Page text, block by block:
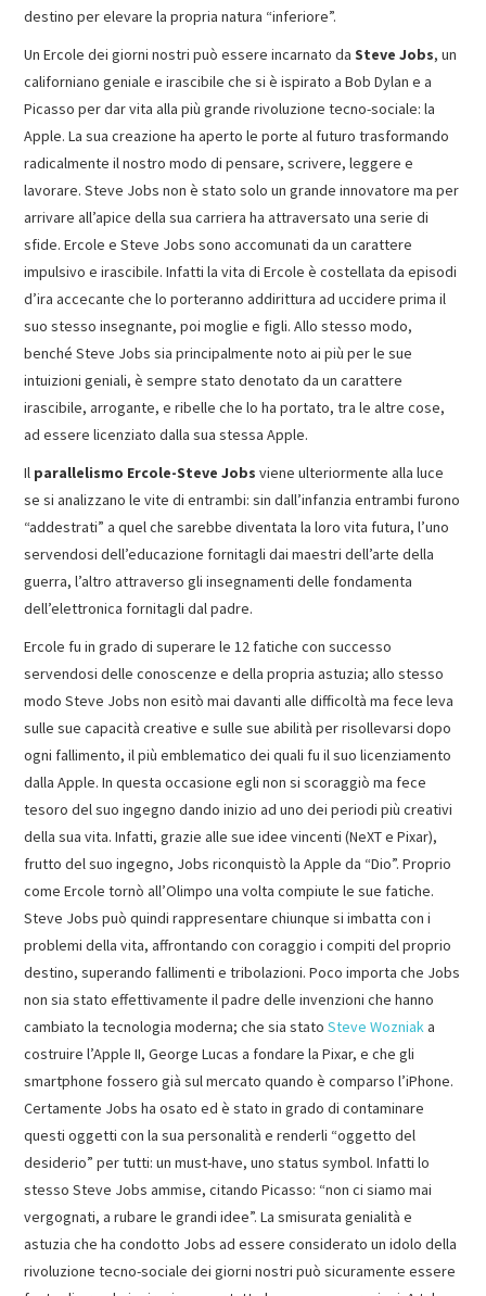
destino per elevare la propria natura “inferiore”.
Un Ercole dei giorni nostri può essere incarnato daSteve Jobs, un
californiano geniale e irascibile che si è ispirato a Bob Dylan e a
Picasso per dar vita alla più grande rivoluzione tecno-sociale: la
Apple. La sua creazione ha aperto le porte al futuro trasformando
radicalmente il nostro modo di pensare, scrivere, leggere e
lavorare. Steve Jobs non è stato solo un grande innovatore ma per
arrivare all’apice della sua carriera ha attraversato una serie di
sfide. Ercole e Steve Jobs sono accomunati da un carattere
impulsivo e irascibile. Infatti la vita di Ercole è costellata da episodi
d’ira accecante che lo porteranno addirittura ad uccidere prima il
suo stesso insegnante, poi moglie e figli. Allo stesso modo,
benché Steve Jobs sia principalmente noto ai più per le sue
intuizioni geniali, è sempre stato denotato da un carattere
irascibile, arrogante, e ribelle che lo ha portato, tra le altre cose,
ad essere licenziato dalla sua stessa Apple.
Il parallelismo Ercole-Steve Jobs viene ulteriormente alla luce
se si analizzano le vite di entrambi: sin dall’infanzia entrambi furono
“addestrati” a quel che sarebbe diventata la loro vita futura, l’uno
servendosi dell’educazione fornitagli dai maestri dell’arte della
guerra, l’altro attraverso gli insegnamenti delle fondamenta
dell’elettronica fornitagli dal padre.
Ercole fu in grado di superare le 12 fatiche con successo
servendosi delle conoscenze e della propria astuzia; allo stesso
modo Steve Jobs non esitò mai davanti alle difficoltà ma fece leva
sulle sue capacità creative e sulle sue abilità per risollevarsi dopo
ogni fallimento, il più emblematico dei quali fu il suo licenziamento
dalla Apple. In questa occasione egli non si scoraggiò ma fece
tesoro del suo ingegno dando inizio ad uno dei periodi più creativi
della sua vita. Infatti, grazie alle sue idee vincenti (NeXT e Pixar),
frutto del suo ingegno, Jobs riconquistò la Apple da “Dio”. Proprio
come Ercole tornò all’Olimpo una volta compiute le sue fatiche.
Steve Jobs può quindi rappresentare chiunque si imbatta con i
problemi della vita, affrontando con coraggio i compiti del proprio
destino, superando fallimenti e tribolazioni. Poco importa che Jobs
non sia stato effettivamente il padre delle invenzioni che hanno
cambiato la tecnologia moderna; che sia statoSteve Wozniaka
costruire l’Apple II, George Lucas a fondare la Pixar, e che gli
smartphone fossero già sul mercato quando è comparso l’iPhone.
Certamente Jobs ha osato ed è stato in grado di contaminare
questi oggetti con la sua personalità e renderli “oggetto del
desiderio” per tutti: un must-have, uno status symbol. Infatti lo
stesso Steve Jobs ammise, citando Picasso: “non ci siamo mai
vergognati, a rubare le grandi idee”. La smisurata genialità e
astuzia che ha condotto Jobs ad essere considerato un idolo della
rivoluzione tecno-sociale dei giorni nostri può sicuramente essere